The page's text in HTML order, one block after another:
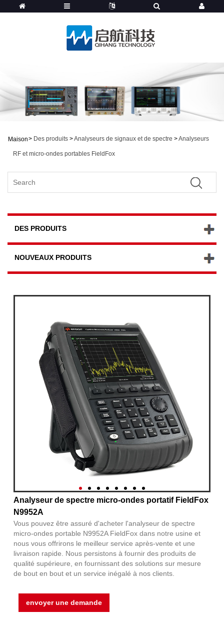
Maison> Des produits >Analyseurs de signaux et de spectre >Analyseurs
RF et micro-ondes portables FieldFox
DES PRODUITS
NOUVEAUX PRODUITS
Analyseur de spectre micro-ondes portatif FieldFox
N9952A
Vous pouvez être assuré d'acheter l'analyseur de spectre
micro-ondes portable N9952A FieldFox dans notre usine et
nous vous offrirons le meilleur service après-vente et une
livraison rapide. Nous persistons à fournir des produits de
qualité supérieure, en fournissant des solutions sur mesure
de bout en bout et un service inégalé à nos clients.
envoyer une demande